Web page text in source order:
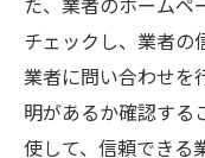
チェックし、業者の
業者に問い合わせを
明があるか確認する
使して、信頼できる